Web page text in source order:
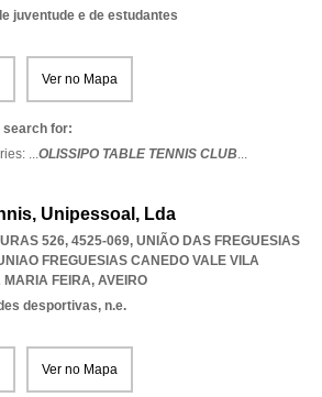
juventude e de estudantes
Ver no Mapa
search for:
...OLISSIPO TABLE TENNIS CLUB...
Unipessoal, Lda
526, 4525-069, UNIÃO DAS FREGUESIAS
FREGUESIAS CANEDO VALE VILA
MARIA FEIRA, AVEIRO
desportivas, n.e.
Ver no Mapa